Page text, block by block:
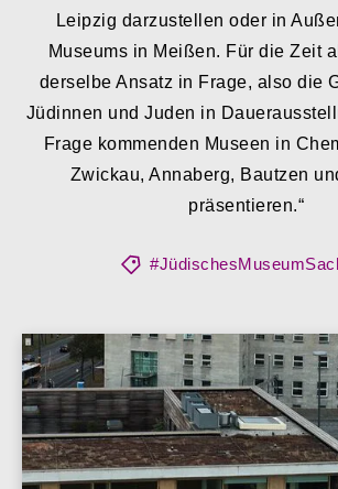
Leipzig darzustellen oder in
Museums in Meißen. Für die Zeit
derselbe Ansatz in Frage, also die
Jüdinnen und Juden in
Frage kommenden Museen in
Zwickau, Annaberg, Bautzen
präsentieren.“